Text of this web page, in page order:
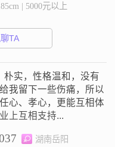
| 5000元以上
TA
朴实，性格温和，没有
我留下一些伤痛，所以
心、孝心，更能互相体
上互相支持...
湖南岳阳